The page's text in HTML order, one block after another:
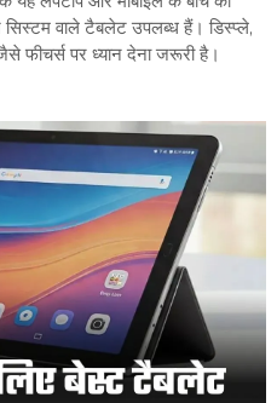
वाले टैबलेट उपलब्ध हैं। डिस्प्ले,
फीचर्स पर ध्यान देना जरूरी है।